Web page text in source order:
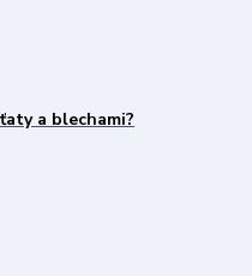
a blechami?